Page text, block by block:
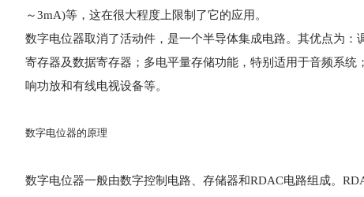
～3mA)等，这在很大程度上限制了它的应用。
数字电位器取消了活动件，是一个半导体集成电路。其优点为
寄存器及数据寄存器；多电平量存储功能，特别适用于音频系
响功放和有线电视设备等。
数字电位器的原理
数字电位器一般由数字控制电路、存储器和RDAC电路组成。